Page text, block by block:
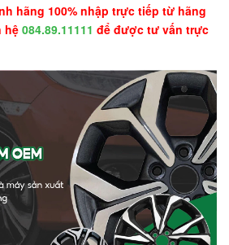
hãng 100% nhập trực tiếp từ hãng
hệ 084.89.11111 để được tư vấn trực